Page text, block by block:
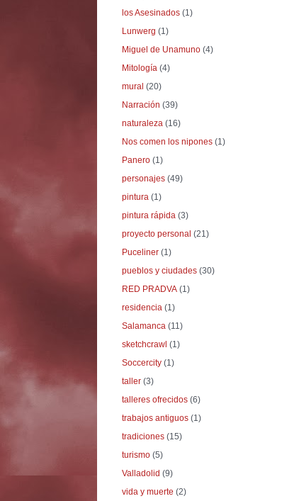
los Asesinados (1)
Lunwerg (1)
Miguel de Unamuno (4)
Mitología (4)
mural (20)
Narración (39)
naturaleza (16)
Nos comen los nipones (1)
Panero (1)
personajes (49)
pintura (1)
pintura rápida (3)
proyecto personal (21)
Puceliner (1)
pueblos y ciudades (30)
RED PRADVA (1)
residencia (1)
Salamanca (11)
sketchcrawl (1)
Soccercity (1)
taller (3)
talleres ofrecidos (6)
trabajos antiguos (1)
tradiciones (15)
turismo (5)
Valladolid (9)
vida y muerte (2)